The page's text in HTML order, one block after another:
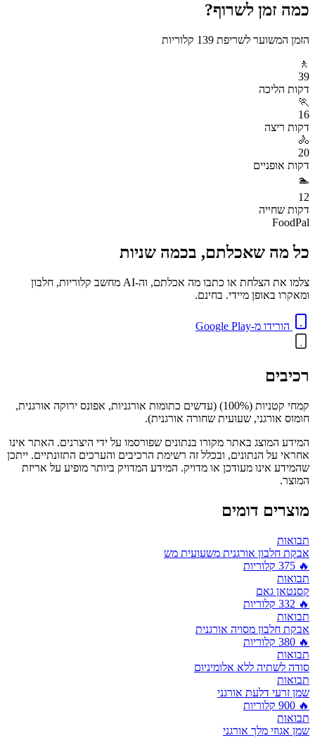
כמה זמן לשרוף?
הזמן המשוער לשריפת 139 קלוריות
🚶
39
דקות הליכה
🏃
16
דקות ריצה
🚴
20
דקות אופניים
🏊
12
דקות שחייה
FoodPal
כל מה שאכלתם, בכמה שניות
צלמו את הצלחת או כתבו מה אכלתם, וה-AI מחשב קלוריות, חלבון
ומאקרו באופן מיידי. בחינם.
הורידו מ-Google Play
רכיבים
קמחי קטניות (100%) (עדשים כתומות אורגניות, אפונס ירוקה אורגנית,
חומוס אורגני, שעועית שחורה אורגנית).
המידע המוצג באתר מקורו בנתונים שפורסמו על ידי היצרנים. האתר אינו
אחראי על הנתונים, ובכלל זה רשימת הרכיבים והערכים התזונתיים. ייתכן
שהמידע אינו מעודכן או מדויק. המידע המדויק ביותר מופיע על אריזת
המוצר.
מוצרים דומים
תבואות
אבקת חלבון אורגנית משעועית מש
🔥
375 קלוריות
תבואות
קסנטאן גאם
🔥
332 קלוריות
תבואות
אבקת חלבון מסויה אורגנית
🔥
380 קלוריות
תבואות
סודה לשתיה ללא אלומיניום
תבואות
שמן זרעי דלעת אורגני
🔥
900 קלוריות
תבואות
שמן אגוזי מלך אורגני